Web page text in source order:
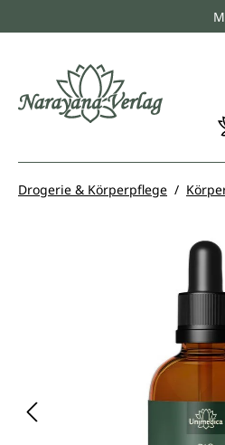
Zur
Drogerie & Körperpflege
Bildergalerie überspringen